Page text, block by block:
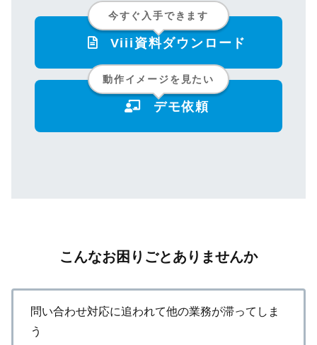
今すぐ入手できます
Viii資料ダウンロード
動作イメージを見たい
デモ依頼
こんなお困りごとありませんか
問い合わせ対応に追われて他の業務が滞ってしま
う